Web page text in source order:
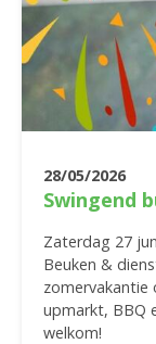
28/05/2026
Swingend
Zaterdag 27
Beuken &
upmarkt, BBQ
welkom!